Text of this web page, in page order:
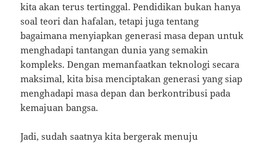
kita akan terus tertinggal. Pendidikan bukan hanya
soal teori dan hafalan, tetapi juga tentang
bagaimana menyiapkan generasi masa depan untuk
menghadapi tantangan dunia yang semakin
kompleks. Dengan memanfaatkan teknologi secara
maksimal, kita bisa menciptakan generasi yang siap
menghadapi masa depan dan berkontribusi pada
kemajuan bangsa.
Jadi, sudah saatnya kita bergerak menuju